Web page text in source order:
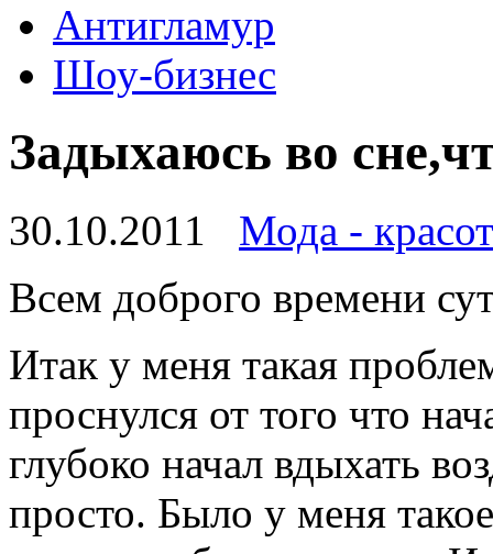
Антигламур
Шоу-бизнес
Задыхаюсь во
30.10.2011
Мода -
Всем доброго времени
Итак у меня такая
проснулся от того что
глубоко начал вдыхать
просто. Было у меня